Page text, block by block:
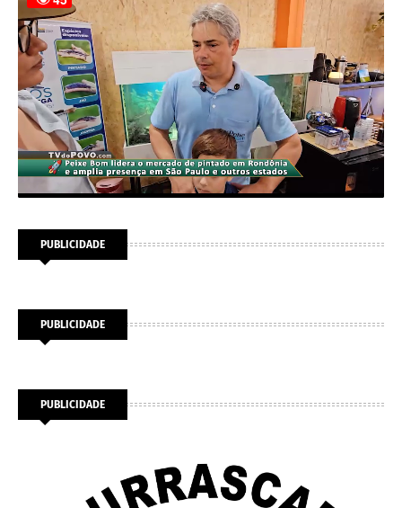
PUBLICIDADE
PUBLICIDADE
PUBLICIDADE